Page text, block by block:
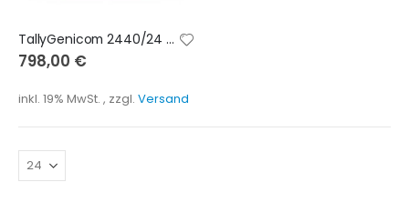
TallyGenicom 2440/24 Nadeldrucker 300 x 300 DPI 576 Zeichen pro Sekunde
798,00 €
inkl. 19% MwSt. , zzgl. Versand